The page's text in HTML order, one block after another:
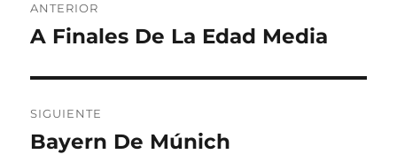
de
ANTERIOR
Entrada
A Finales De La Edad Media
SIGUIENTE
Entrada
Bayern De Múnich